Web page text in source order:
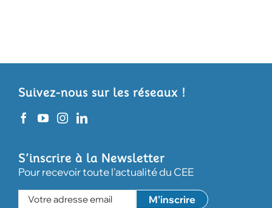
Suivez-nous sur les réseaux !
S’inscrire à la Newsletter
Pour recevoir toute l'actualité du CEE